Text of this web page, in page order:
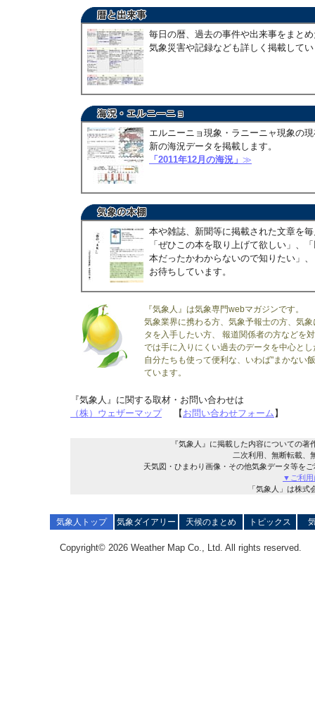
毎日の暦、過去の事件や出来事をまと
気象災害や記録なども詳しく掲載して
エルニーニョ現象・ラニーニャ現象の
新の海況データを掲載します。
「2011年12月の海況」 ≫
本や雑誌、新聞等に掲載された文章を
「ぜひこの本を取り上げて欲しい」、
本だったかわからないので知りたい」
お待ちしています。
『気象人』は気象専門webマガジンです。
気象業界に携わる方、気象予報士の方、気
タを入手したい方、 報道関係者の方などを
では手に入りにくい過去のデータを中心と
自分たちも使って便利な、いわば"まかない
ています。
『気象人』に関する取材・お問い合わせは
（株）ウェザーマップ【 お問い合わせフォーム 】
『気象人』に掲載した内容についての
二次利用、無断転載、
天気図・ひまわり画像・その他気象データ等を
▼ご利用
「気象人」は株
気象人トップ 気象ダイアリー 天候のまとめ トピックス
Copyright© 2026 Weather Map Co., Ltd. All rights reserved.